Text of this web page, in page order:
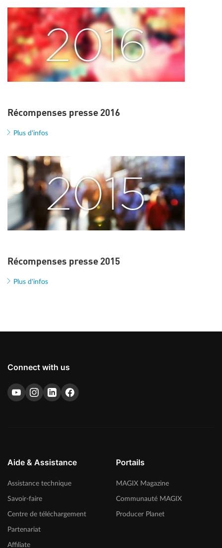
Récompenses presse 2016
Plus d'infos
Récompenses presse 2015
Plus d'infos
Connect with us
Aide & Assistance
Assistance technique
Savoir-faire
Centre de téléchargement
Partenariat
Affiliate
Portails
MAGIX Magazine
Communauté MAGIX
Producer Planet